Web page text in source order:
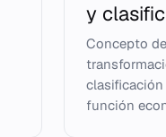
y
Concepto
función